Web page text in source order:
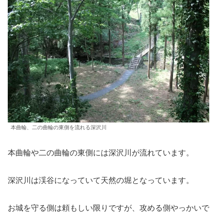
本曲輪、二の曲輪の東側を流れる深沢川
本曲輪や二の曲輪の東側には深沢川が流れています。
深沢川は渓谷になっていて天然の堀となっています。
お城を守る側は頼もしい限りですが、攻める側やっかいで